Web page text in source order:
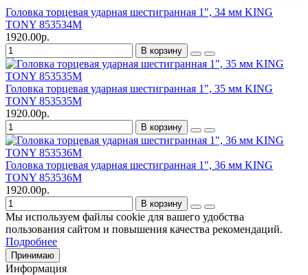
Головка торцевая ударная шестигранная 1", 34 мм KING
TONY 853534M
1920.00р.
В корзину
Головка торцевая ударная шестигранная 1", 35 мм KING
TONY 853535M
1920.00р.
В корзину
Головка торцевая ударная шестигранная 1", 36 мм KING
TONY 853536M
1920.00р.
В корзину
Мы используем файлы cookie для вашего удобства
пользования сайтом и повышения качества рекомендаций.
Подробнее
Принимаю
Информация